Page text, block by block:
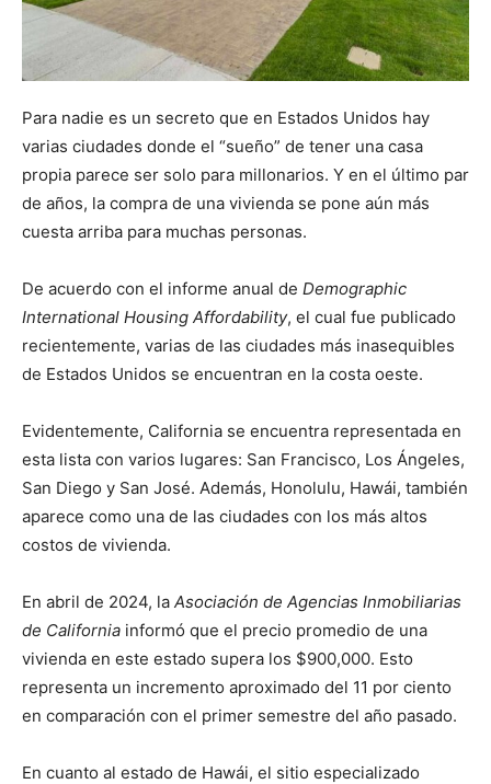
Para nadie es un secreto que en Estados Unidos hay
varias ciudades donde el “sueño” de tener una casa
propia parece ser solo para millonarios. Y en el último par
de años, la compra de una vivienda se pone aún más
cuesta arriba para muchas personas.
De acuerdo con el informe anual de Demographic
International Housing Affordability, el cual fue publicado
recientemente, varias de las ciudades más inasequibles
de Estados Unidos se encuentran en la costa oeste.
Evidentemente, California se encuentra representada en
esta lista con varios lugares: San Francisco, Los Ángeles,
San Diego y San José. Además, Honolulu, Hawái, también
aparece como una de las ciudades con los más altos
costos de vivienda.
En abril de 2024, la Asociación de Agencias Inmobiliarias
de California informó que el precio promedio de una
vivienda en este estado supera los $900,000. Esto
representa un incremento aproximado del 11 por ciento
en comparación con el primer semestre del año pasado.
En cuanto al estado de Hawái, el sitio especializado